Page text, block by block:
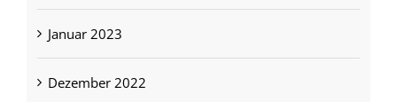
Januar 2023
Dezember 2022